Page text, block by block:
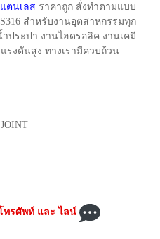
ตนเลส ราคาถูก สั่งทำตามแบบ
สำหรับงานอุตสาหกรรมทุก
ประปา งานไฮดรอลิค งานเคมี
รงดันสูง ทางเรามีควบถ้วน
ทรศัพท์ และ ไลน์